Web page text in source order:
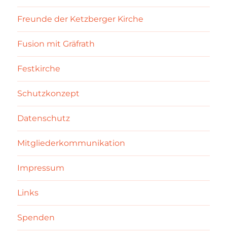
Freunde der Ketzberger Kirche
Fusion mit Gräfrath
Festkirche
Schutzkonzept
Datenschutz
Mitgliederkommunikation
Impressum
Links
Spenden